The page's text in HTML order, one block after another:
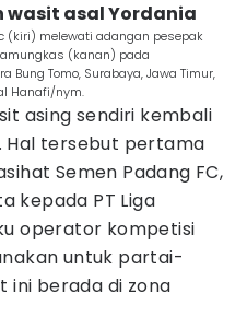
wasit asal Yordania
(kiri) melewati adangan pesepak
(kanan) pada
Bung Tomo, Surabaya, Jawa Timur,
Hanafi/nym.
asing sendiri kembali
Hal tersebut pertama
Semen Padang FC,
kepada PT Liga
operator kompetisi
untuk partai-
ini berada di zona